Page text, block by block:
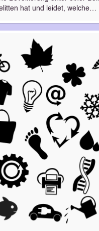
hat und leidet, welche…